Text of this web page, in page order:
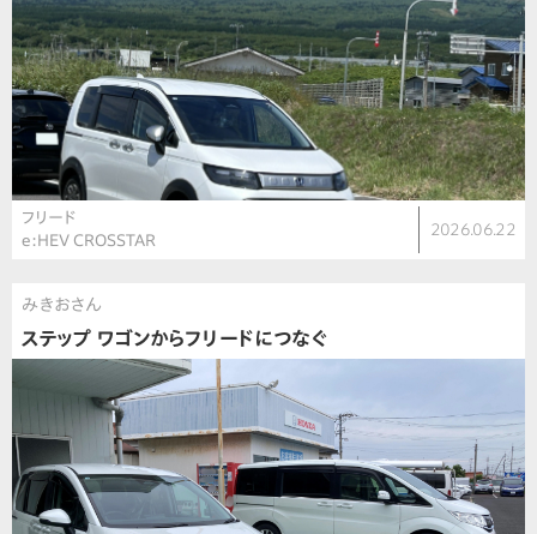
フリード
e:HEV CROSSTAR
2026.06.22
みきおさん
ステップ ワゴンからフリードにつなぐ